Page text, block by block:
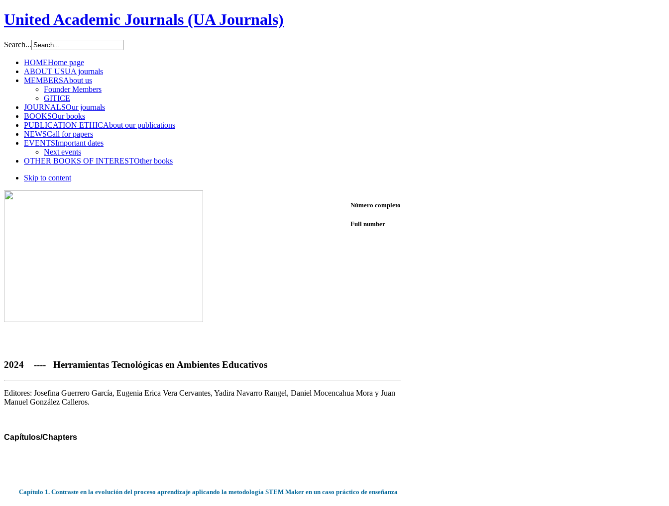
United Academic Journals (UA Journals)
Search...
HOMEHome page
ABOUT USUA journals
MEMBERSAbout us
Founder Members
GITICE
JOURNALSOur journals
BOOKSOur books
PUBLICATION ETHICAbout our publications
NEWSCall for papers
EVENTSImportant dates
Next events
OTHER BOOKS OF INTERESTOther books
Skip to content
Número completo
Full number
2024 ---- Herramientas Tecnológicas en Ambientes Educativos
Editores: Josefina Guerrero García, Eugenia Erica Vera Cervantes, Yadira Navarro Rangel, Daniel Mocencahua Mora y Juan
Manuel González Calleros.
Capítulos/Chapters
Capítulo 1. Contraste en la evolución del proceso aprendizaje aplicando la metodología STEM Maker en un caso práctico de enseñanza